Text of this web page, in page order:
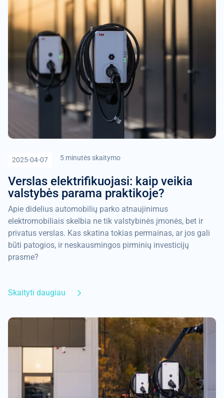
2025-04-07 5 minutės skaitymo
Verslas elektrifikuojasi: kaip veikia
valstybės parama praktikoje?
Apie didelius automobilių parko atnaujinimus
elektromobiliais skelbia ne tik valstybinės įmonės, bet ir
privatus verslas. Kas skatina tokias permainas, ar jos gali
būti patogios, ir neskausmingos pirminių investicijų
prasme?
Skaityti daugiau